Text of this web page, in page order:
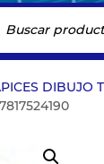
DIBUJO